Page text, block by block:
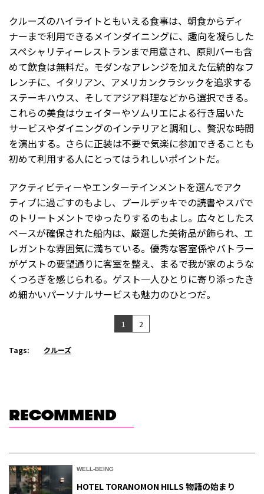
クルーズのハイライトともいえる食事は、朝食からディ
ナーまで利用できるメインダイニングに、趣向を凝らした
スペシャリティーレストランまで用意され、原則バーも含
めて飲食は無料だ。モダンなアレンジを加えた伝統的なフ
レンチに、イタリアン、アメリカンクラシックを追求する
ステーキハウス、そしてアジア料理などから選択できる。
これらの美食はウェイターやソムリエによる行き届いた
サービスやダイニングのインテリアと調和し、贅沢な時間
を演出する。さらに正装は不要で気楽に参加できることも
初めて利用する人にとってはうれしいポイントだ。
アクティビティーやエンターテインメントを選んでアク
ティブに過ごすのもよし、プールデッキでの読書やスパで
のトリートメントでゆったりするのもよし。広々としたス
ペースが確保された船内は、厳選した美術品が飾られ、エ
レガントな雰囲気に満ちている。優秀な客室係やバトラー
がゲストの要望通りに客室を整え、まるで我が家のような
くつろぎを感じられる。ゲスト一人ひとりに寄り添ったき
め細かいパーソナルサービスも魅力のひとつだ。
1 2
Tags: クルーズ
RECOMMEND
WELL-BEING
HOTEL TORANOMON HILLS 物語の始まり